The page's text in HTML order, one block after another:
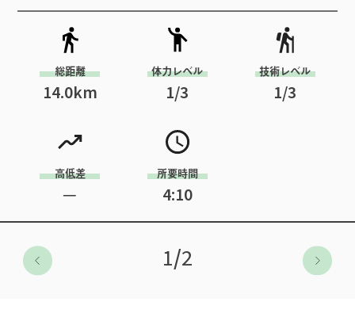
総距離
14.0km
体力レベル
1/3
技術レベル
1/3
高低差
─
所要時間
4:10
1/2